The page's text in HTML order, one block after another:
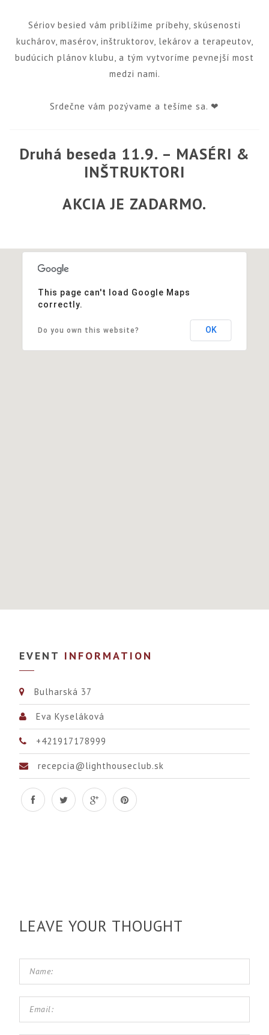
Sériov besied vám priblížime príbehy, skúsenosti
kuchárov, masérov, inštruktorov, lekárov a terapeutov,
budúcich plánov klubu, a tým vytvoríme pevnejší most
medzi nami.
Srdečne vám pozývame a tešíme sa. ❤
Druhá beseda 11.9. – MASÉRI &
INŠTRUKTORI
AKCIA JE ZADARMO.
This page can't load Google Maps
correctly.
Do you own this website? OK
EVENT INFORMATION
Bulharská 37
Eva Kyseláková
+421917178999
recepcia@lighthouseclub.sk
LEAVE YOUR THOUGHT